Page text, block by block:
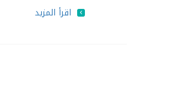
اقرأ المزيد